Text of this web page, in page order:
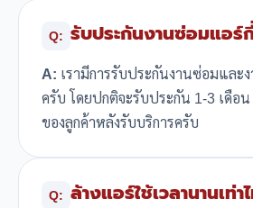
Q: รับประกันงานซ่อมแอร์
A: เรามีการรับประกันงานซ่อมและ
ครับ โดยปกติจะรับประกัน 1-3 เดือ
ของลูกค้าหลังรับบริการครับ
Q: ล้างแอร์ใช้เวลานานเท่า